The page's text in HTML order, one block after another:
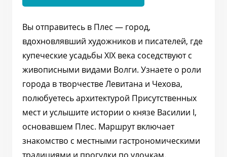
Вы отправитесь в Плес — город,
вдохновлявший художников и писателей, где
купеческие усадьбы XIX века соседствуют с
живописными видами Волги. Узнаете о роли
города в творчестве Левитана и Чехова,
полюбуетесь архитектурой Присутственных
мест и услышите истории о князе Василии I,
основавшем Плес. Маршрут включает
знакомство с местными гастрономическими